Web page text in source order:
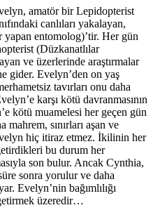
amatör bir Lepidopterist
canlıları yakalayan,
yapan entomolog)’tir. Her gün
(Düzkanatlılar
ve üzerlerinde araştırmalar
gider. Evelyn’den on yaş
tavırları onu daha
karşı kötü davranmasının
kötü muamelesi her geçen gün
sınırları aşan ve
hiç itiraz etmez. İkilinin her
bu durum her
son bulur. Ancak Cynthia,
sonra yorulur ve daha
Evelyn’nin bağımlılığı
üzeredir…